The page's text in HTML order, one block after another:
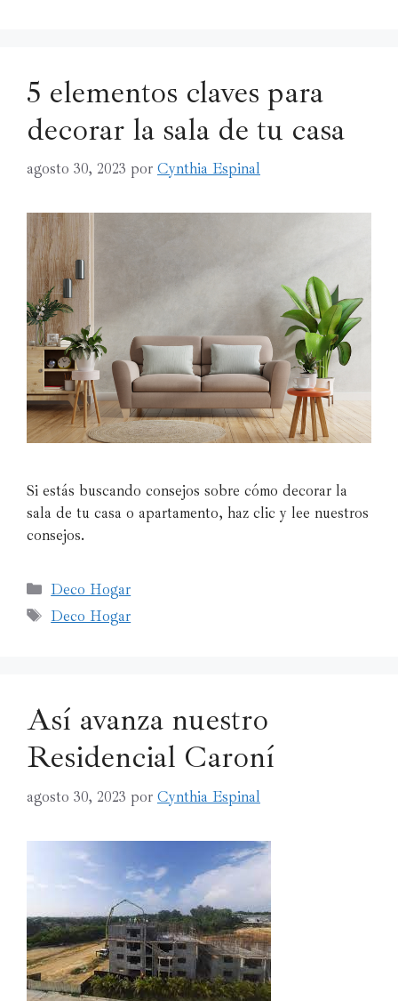
5 elementos claves para
decorar la sala de tu casa
agosto 30, 2023 por Cynthia Espinal
Si estás buscando consejos sobre cómo decorar la
sala de tu casa o apartamento, haz clic y lee nuestros
consejos.
Deco Hogar
Deco Hogar
Así avanza nuestro
Residencial Caroní
agosto 30, 2023 por Cynthia Espinal